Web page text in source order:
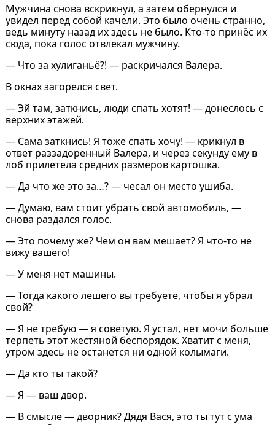
Мужчина снова вскрикнул, а затем обернулся и
увидел перед собой качели. Это было очень странно,
ведь минуту назад их здесь не было. Кто-то принёс их
сюда, пока голос отвлекал мужчину.
― Что за хулиганьё?! ― раскричался Валера.
В окнах загорелся свет.
― Эй там, заткнись, люди спать хотят! ― донеслось с
верхних этажей.
― Сама заткнись! Я тоже спать хочу! ― крикнул в
ответ раззадоренный Валера, и через секунду ему в
лоб прилетела средних размеров картошка.
― Да что же это за…? ― чесал он место ушиба.
― Думаю, вам стоит убрать свой автомобиль, ―
снова раздался голос.
― Это почему же? Чем он вам мешает? Я что-то не
вижу вашего!
― У меня нет машины.
― Тогда какого лешего вы требуете, чтобы я убрал
свой?
― Я не требую — я советую. Я устал, нет мочи больше
терпеть этот жестяной беспорядок. Хватит с меня,
утром здесь не останется ни одной колымаги.
― Да кто ты такой?
― Я — ваш двор.
― В смысле — дворник? Дядя Вася, это ты тут с ума